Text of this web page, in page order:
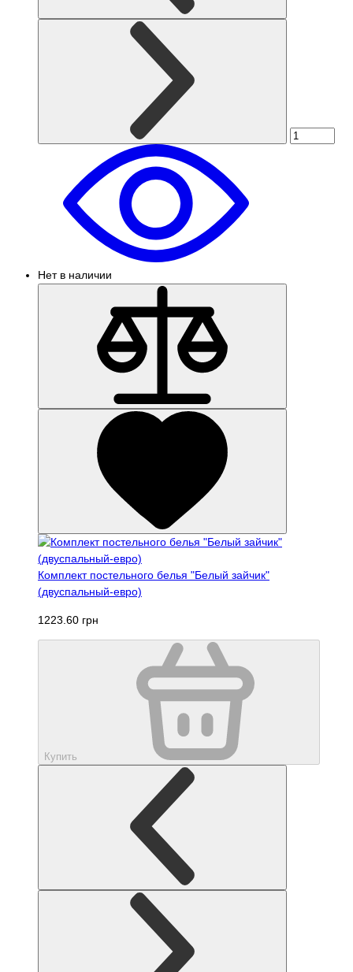
Нет в наличии
Комплект постельного белья "Белый зайчик"
(двуспальный-евро)
1223.60 грн
Купить